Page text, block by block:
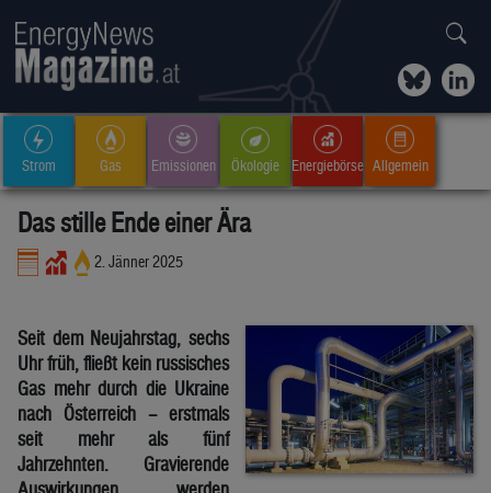
Strom Gas Emissionen Ökologie Energiebörse Allgemein
Das stille Ende einer Ära
2. Jänner 2025
Seit dem Neujahrstag, sechs
Uhr früh, fließt kein russisches
Gas mehr durch die Ukraine
nach Österreich – erstmals
seit mehr als fünf
Jahrzehnten. Gravierende